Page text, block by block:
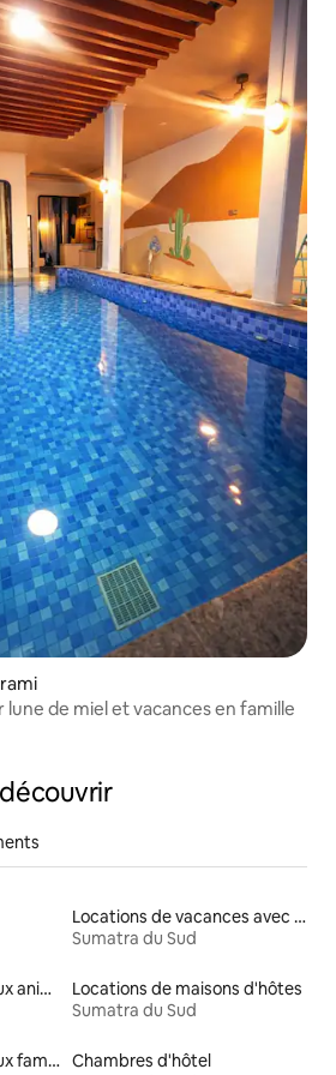
de miel et vacances en famille
Locations de vacances avec piscine
Sumatra du Sud
Locations adaptées aux animaux
Locations de maisons d'hôtes
Sumatra du Sud
Locations adaptées aux familles Chambres d'hôtel